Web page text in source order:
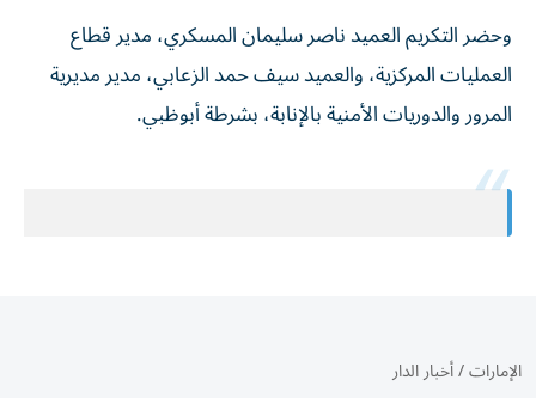
وحضر التكريم العميد ناصر سليمان المسكري، مدير قطاع
العمليات المركزية، والعميد سيف حمد الزعابي، مدير مديرية
المرور والدوريات الأمنية بالإنابة، بشرطة أبوظبي.
الإمارات/أخبار الدار